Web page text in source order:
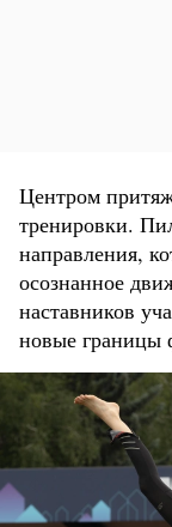
Центром
тренировки.
направления,
осознанное
наставников
новые границы